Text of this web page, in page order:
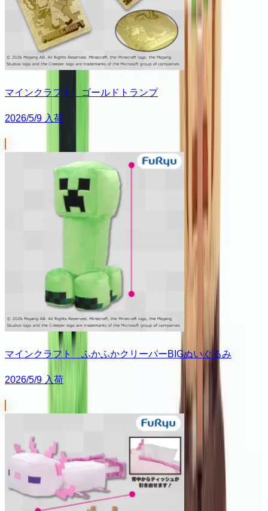
マインクラフト ゴールドトランプ
2026/5/9 入荷
マインクラフト ふかふかクリーパーBIGぬいぐるみ
2026/5/9 入荷